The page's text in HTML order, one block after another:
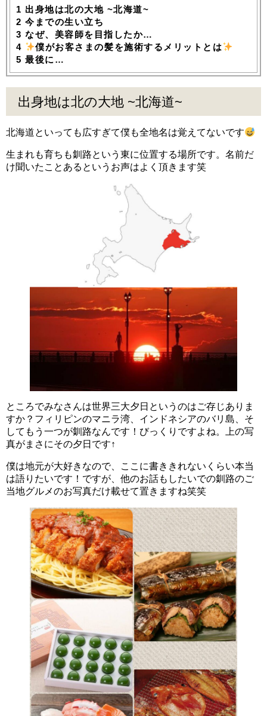
1 出身地は北の大地 ~北海道~
2 今までの生い立ち
3 なぜ、美容師を目指したか…
4
僕がお客さまの髪を施術するメリットとは
5 最後に…
出身地は北の大地 ~北海道~
北海道といっても広すぎて僕も全地名は覚えてないです
生まれも育ちも釧路という東に位置する場所です。名前だ
け聞いたことあるというお声はよく頂きます笑
ところでみなさんは世界三大夕日というのはご存じありま
すか？フィリピンのマニラ湾、インドネシアのバリ島、そ
してもう一つが釧路なんです！びっくりですよね。上の写
真がまさにその夕日です↑
僕は地元が大好きなので、ここに書ききれないくらい本当
は語りたいです！ですが、他のお話もしたいでの釧路のご
当地グルメのお写真だけ載せて置きますね笑笑